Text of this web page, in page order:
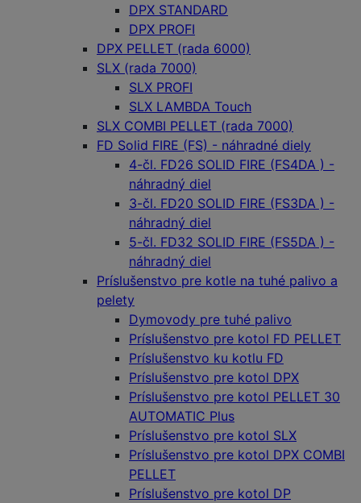
DPX STANDARD
DPX PROFI
DPX PELLET (rada 6000)
SLX (rada 7000)
SLX PROFI
SLX LAMBDA Touch
SLX COMBI PELLET (rada 7000)
FD Solid FIRE (FS) - náhradné diely
4-čl. FD26 SOLID FIRE (FS4DA ) -
náhradný diel
3-čl. FD20 SOLID FIRE (FS3DA ) -
náhradný diel
5-čl. FD32 SOLID FIRE (FS5DA ) -
náhradný diel
Príslušenstvo pre kotle na tuhé palivo a
pelety
Dymovody pre tuhé palivo
Príslušenstvo pre kotol FD PELLET
Príslušenstvo ku kotlu FD
Príslušenstvo pre kotol DPX
Príslušenstvo pre kotol PELLET 30
AUTOMATIC Plus
Príslušenstvo pre kotol SLX
Príslušenstvo pre kotol DPX COMBI
PELLET
Príslušenstvo pre kotol DP